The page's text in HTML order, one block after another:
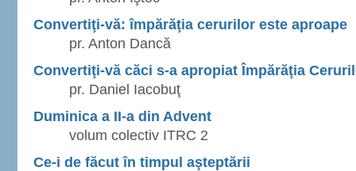
Convertiţi-vă: împărăţia cerurilor este aproape
pr. Anton Dancă
Convertiţi-vă căci s-a apropiat Împărăţia
pr. Daniel Iacobuţ
Duminica a II-a din Advent
volum colectiv ITRC 2
Ce-i de făcut în timpul aşteptării